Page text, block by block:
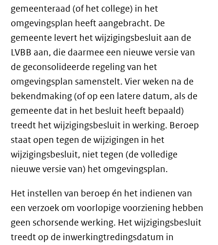
gemeenteraad (of het college) in het
omgevingsplan heeft aangebracht. De
gemeente levert het wijzigingsbesluit aan de
LVBB aan, die daarmee een nieuwe versie van
de geconsolideerde regeling van het
omgevingsplan samenstelt. Vier weken na de
bekendmaking (of op een latere datum, als de
gemeente dat in het besluit heeft bepaald)
treedt het wijzigingsbesluit in werking. Beroep
staat open tegen de wijzigingen in het
wijzigingsbesluit, niet tegen (de volledige
nieuwe versie van) het omgevingsplan.
Het instellen van beroep én het indienen van
een verzoek om voorlopige voorziening hebben
geen schorsende werking. Het wijzigingsbesluit
treedt op de inwerkingtredingsdatum in